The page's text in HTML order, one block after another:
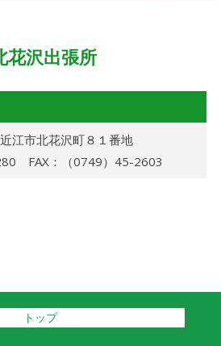
花沢出張所
江市北花沢町８１番地
FAX：（0749）45-2603
トップ